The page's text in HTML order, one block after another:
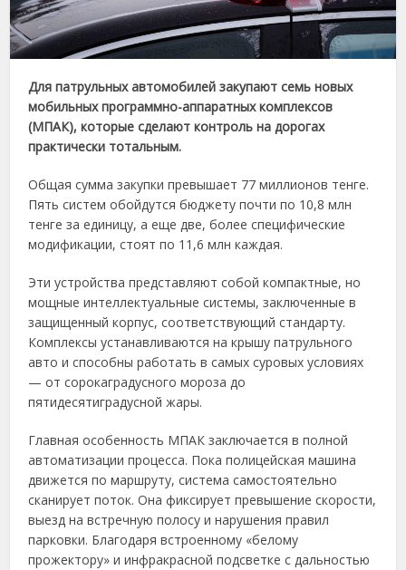
Для патрульных автомобилей закупают семь новых
мобильных программно-аппаратных комплексов
(МПАК), которые сделают контроль на дорогах
практически тотальным.
Общая сумма закупки превышает 77 миллионов тенге.
Пять систем обойдутся бюджету почти по 10,8 млн
тенге за единицу, а еще две, более специфические
модификации, стоят по 11,6 млн каждая.
Эти устройства представляют собой компактные, но
мощные интеллектуальные системы, заключенные в
защищенный корпус, соответствующий стандарту.
Комплексы устанавливаются на крышу патрульного
авто и способны работать в самых суровых условиях
— от сорокаградусного мороза до
пятидесятиградусной жары.
Главная особенность МПАК заключается в полной
автоматизации процесса. Пока полицейская машина
движется по маршруту, система самостоятельно
сканирует поток. Она фиксирует превышение скорости,
выезд на встречную полосу и нарушения правил
парковки. Благодаря встроенному «белому
прожектору» и инфракрасной подсветке с дальностью